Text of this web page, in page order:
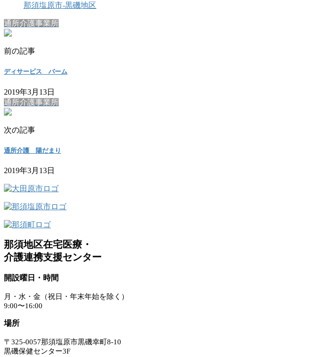
那須塩原市-黒磯地区
通所介護事業所
前の記事
ディサービス バーム
2019年3月13日
通所介護事業所
次の記事
通所介護 陽だまり
2019年3月13日
那須地区在宅医療・
介護連携支援センター
開設曜日・時間
月・水・金（祝日・年末年始を除く）
9:00〜16:00
場所
〒325-0057那須塩原市黒磯幸町8-10
黒磯保健センター3F